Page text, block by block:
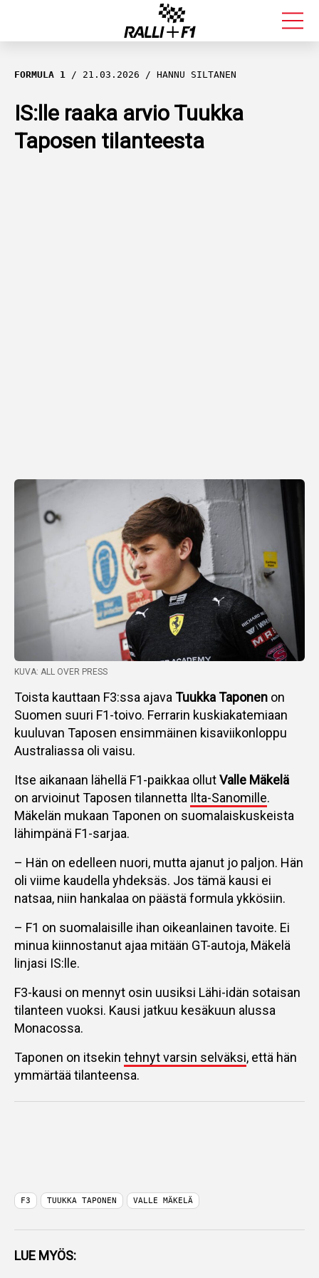
FORMULA 1
RALLI
KALLE ROVANPERÄ
FORMULA 1 21.03.2026 HANNU SILTANEN
IS:lle raaka arvio Tuukka
Taposen tilanteesta
KUVA: ALL OVER PRESS
Toista kauttaan F3:ssa ajava Tuukka Taponen on
Suomen suuri F1-toivo. Ferrarin kuskiakatemiaan
kuuluvan Taposen ensimmäinen kisaviikonloppu
Australiassa oli vaisu.
Itse aikanaan lähellä F1-paikkaa ollutValle Mäkelä
on arvioinut Taposen tilannetta Ilta-Sanomille.
Mäkelän mukaan Taponen on suomalaiskuskeista
lähimpänä F1-sarjaa.
– Hän on edelleen nuori, mutta ajanut jo paljon. Hän
oli viime kaudella yhdeksäs. Jos tämä kausi ei
natsaa, niin hankalaa on päästä formula ykkösiin.
– F1 on suomalaisille ihan oikeanlainen tavoite. Ei
minua kiinnostanut ajaa mitään GT-autoja, Mäkelä
linjasi IS:lle.
F3-kausi on mennyt osin uusiksi Lähi-idän sotaisan
tilanteen vuoksi. Kausi jatkuu kesäkuun alussa
Monacossa.
Taponen on itsekin tehnyt varsin selväksi, että hän
ymmärtää tilanteensa.
F3 TUUKKA TAPONEN VALLE MÄKELÄ
LUE MYÖS: